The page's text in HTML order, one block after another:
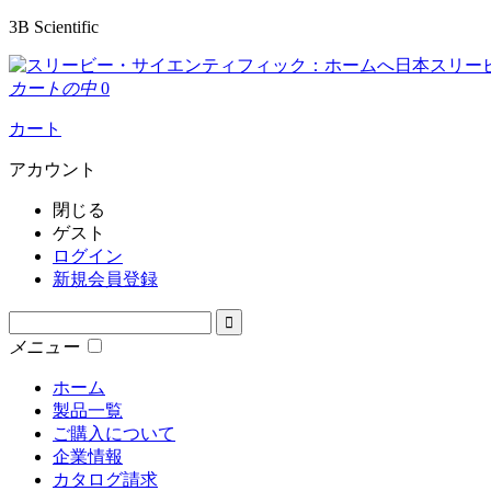
3B Scientific
日本スリー
カートの中 0
カート
アカウント
閉じる
ゲスト
ログイン
新規会員登録
メニュー
ホーム
製品一覧
ご購入について
企業情報
カタログ請求